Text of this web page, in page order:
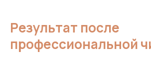
Результат после
профессиональной